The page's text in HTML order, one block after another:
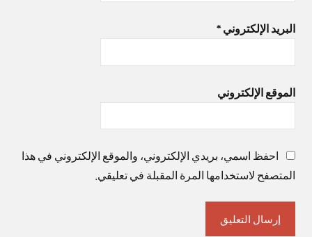
البريد الإلكتروني *
الموقع الإلكتروني
احفظ اسمي، بريدي الإلكتروني، والموقع الإلكتروني في هذا
المتصفح لاستخدامها المرة المقبلة في تعليقي.